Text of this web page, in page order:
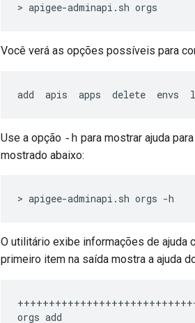
> apigee-adminapi.sh orgs
Você verá as opções possíveis para
add  apis  apps  delete  envs
Use a opção -h para mostrar ajuda
mostrado abaixo:
> apigee-adminapi.sh orgs -h
O utilitário exibe informações de
primeiro item na saída mostra a ajuda
orgs add